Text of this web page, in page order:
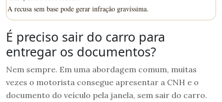
A recusa sem base pode gerar infração gravíssima.
É preciso sair do carro para
entregar os documentos?
Nem sempre. Em uma abordagem comum, muitas
vezes o motorista consegue apresentar a CNH e o
documento do veículo pela janela, sem sair do carro.